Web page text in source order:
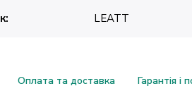
LEATT
Оплата та доставка Гарантія і